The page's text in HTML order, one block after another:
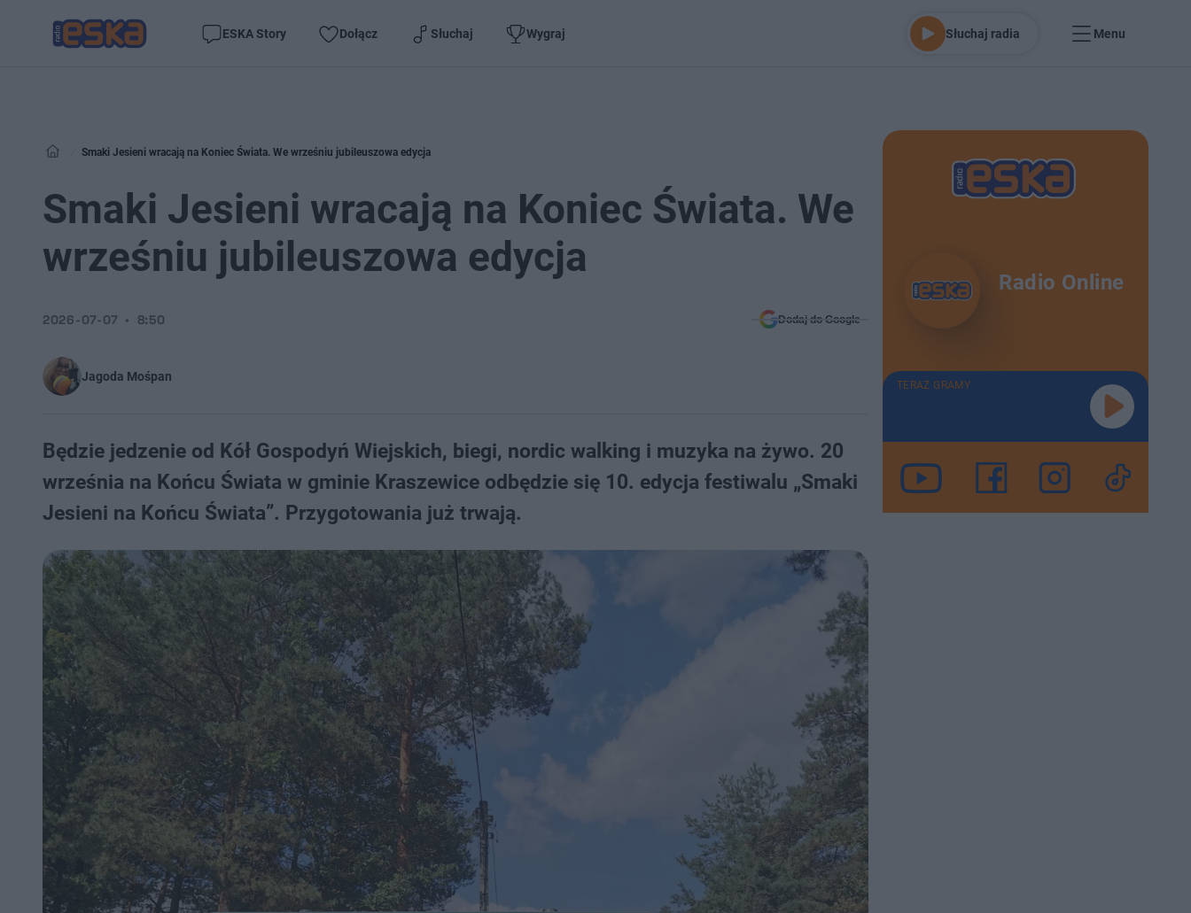
ESKA Story Dołącz Słuchaj Wygraj Słuchaj radia Menu
Smaki Jesieni wracają na Koniec Świata. We wrześniu jubileuszowa edycja
Smaki Jesieni wracają na Koniec Świata. We
wrześniu jubileuszowa edycja
Jagoda Mośpan
2026-07-07 8:50 Dodaj do Google
Będzie jedzenie od Kół Gospodyń Wiejskich, biegi, nordic walking i muzyka na żywo. 20
września na Końcu Świata w gminie Kraszewice odbędzie się 10. edycja festiwalu „Smaki
Jesieni na Końcu Świata”. Przygotowania już trwają.
Radio Online
TERAZ GRAMY